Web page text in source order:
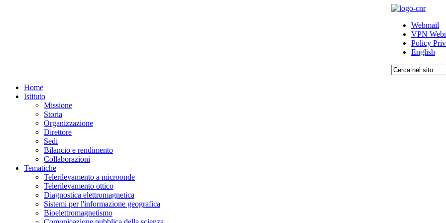
Webmail
VPN
Policy
English
Home
Istituto
Missione
Storia
Organizzazione
Direttore
Sedi
Bilancio e rendimento
Collaborazioni
Tematiche
Telerilevamento a microonde
Telerilevamento ottico
Diagnostica elettromagnetica
Sistemi per l'informazione geografica
Bioelettromagnetismo